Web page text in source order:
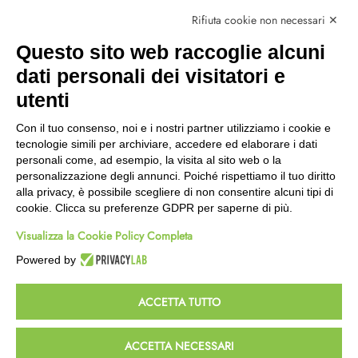
Wishlist
CEP GREEN
Fanano (MO)
059 8676485
349 9202419
388 8659473
info@cepgreen.com
Orario
Dal lunedì al venerdì
8:00 – 12:30 / 13:30 - 19:00
8:30 – 12:30 / 15:30 - 19:00
© 2023 Powered & Designed byPassepartout
Rifiuta cookie non necessari ✕
Questo sito web raccoglie alcuni
dati personali dei visitatori e
utenti
Con il tuo consenso, noi e i nostri partner utilizziamo i cookie e
tecnologie simili per archiviare, accedere ed elaborare i dati
personali come, ad esempio, la visita al sito web o la
personalizzazione degli annunci. Poiché rispettiamo il tuo diritto
alla privacy, è possibile scegliere di non consentire alcuni tipi di
cookie. Clicca su preferenze GDPR per saperne di più.
Visualizza la Cookie Policy Completa
Powered by
ACCETTA TUTTO
ACCETTA NECESSARI